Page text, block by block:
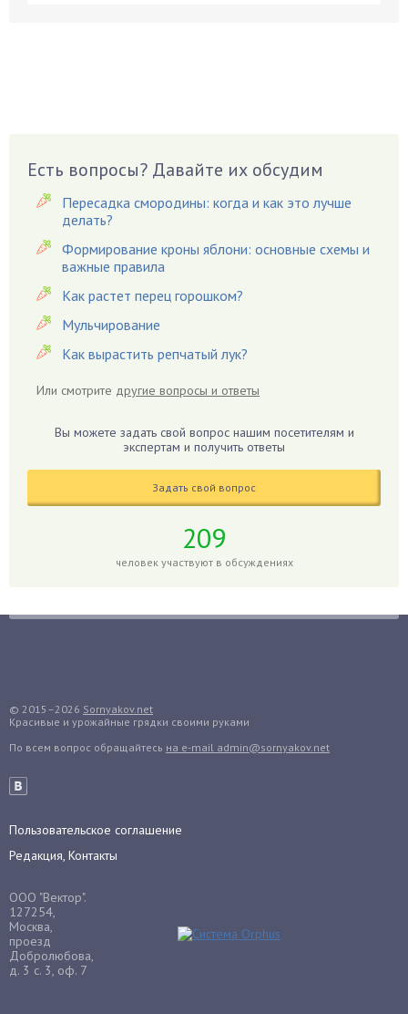
Вишня
Вредители
Гардения
Гацания
Гвоздики
Георгины
Герань
Гиацинт
Гиппеаструм
Годжи
Голубика
Гуава
Гузмания
Дайкон
Дендробиум
Денежное дерево
Драцена
Дыня
Ежевика
Есть вопросы? Давайте их обсудим
Пересадка смородины: когда и как это лучше
делать?
Формирование кроны яблони: основные схемы и
важные правила
Как растет перец горошком?
Мульчирование
Как вырастить репчатый лук?
Или смотрите другие вопросы и ответы
Вы можете задать свой вопрос нашим посетителям и
экспертам и получить ответы
Задать свой вопрос
209
человек участвуют в обсуждениях
© 2015–2026 Sornyakov.net
Красивые и урожайные грядки своими руками
По всем вопрос обращайтесь на e-mail admin@sornyakov.net
Пользовательское соглашение
Редакция, Контакты
ООО "Вектор".
127254,
Москва,
проезд
Добролюбова,
д. 3 с. 3, оф. 7